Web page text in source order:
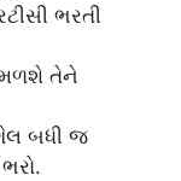
ભરતી
મળશે તેને
બધી જ